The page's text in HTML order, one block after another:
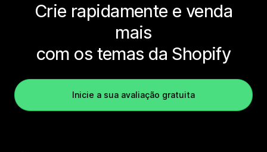
Crie rapidamente e venda
mais
com os temas da Shopify
Inicie a sua avaliação gratuita